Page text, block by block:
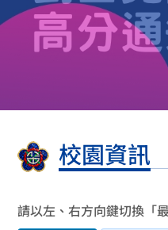
校園資訊
請以左、右方向鍵切換「